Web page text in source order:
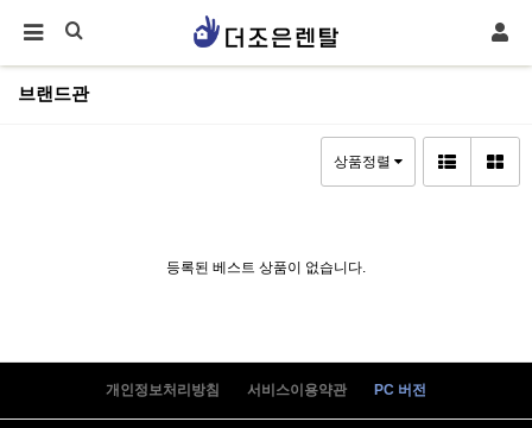
브랜드관
상품정렬
등록된 베스트 상품이 없습니다.
개인정보처리방침 서비스이용약관 PC 버전